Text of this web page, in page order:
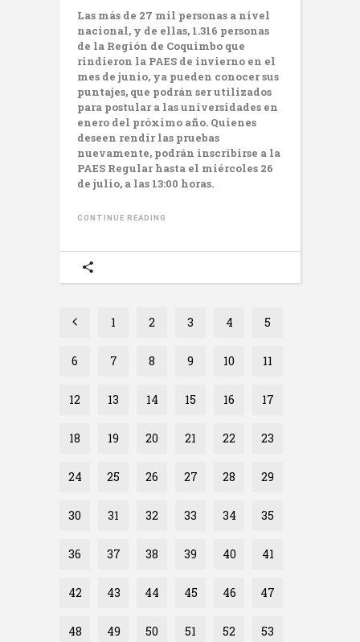
Las más de 27 mil personas a nivel
nacional, y de ellas, 1.316 personas
de la Región de Coquimbo que
rindieron la PAES de invierno en el
mes de junio, ya pueden conocer sus
puntajes, que podrán ser utilizados
para postular a las universidades en
enero del próximo año. Quienes
deseen rendir las pruebas
nuevamente, podrán inscribirse a la
PAES Regular hasta el miércoles 26
de julio, a las 13:00 horas.
CONTINUE READING
1 2 3 4 5
6 7 8 9 10 11
12 13 14 15 16 17
18 19 20 21 22 23
24 25 26 27 28 29
30 31 32 33 34 35
36 37 38 39 40 41
42 43 44 45 46 47
48 49 50 51 52 53